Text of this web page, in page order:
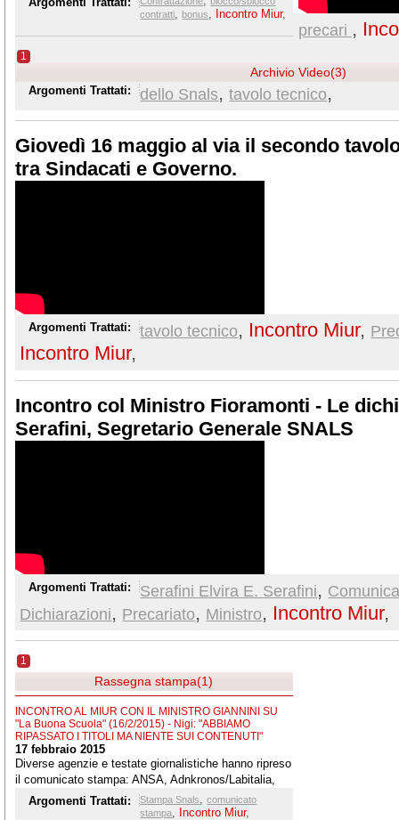
contratti,bonus, Incontro Miur,
1
Archivio Video(3)
Argomenti Trattati:
precari ,
dello Snals,tavolo tecnico,
Giovedì 16 maggio al via il secondo
tra Sindacati e Governo.
Argomenti Trattati: tavolo tecnico, Incontro Miur,
Incontro Miur,
Incontro col Ministro Fioramonti - Le
Serafini, Segretario Generale SNALS
Argomenti Trattati: Serafini Elvira E. Serafini,
Dichiarazioni, Precariato, Ministro, Incontro Miur,
1
Rassegna stampa(1)
INCONTRO AL MIUR CON IL MINISTRO GIANNINI SU
"La Buona Scuola" (16/2/2015) - Nigi: "ABBIAMO
RIPASSATO I TITOLI MA NIENTE SUI CONTENUTI"
17 febbraio 2015
Diverse agenzie e testate giornalistiche hanno ripreso
il comunicato stampa: ANSA, Adnkronos/Labitalia,
ASCA, DIRE, PPN, TMNews/Yahoo, La Tecnica della
Scuola, Tuttoscuola, Corriere della Sera/Scuola
Argomenti Trattati: Stampa Snals,comunicato
stampa, Incontro Miur,